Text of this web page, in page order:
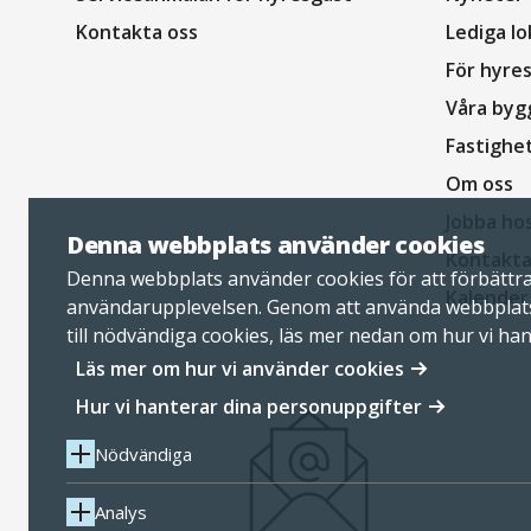
Denna webbplats använder cookies
Denna webbplats använder cookies för att förbättra
användarupplevelsen. Genom att använda
till nödvändiga cookies, läs mer nedan om hur vi
personuppgifter.
Läs mer om hur vi använder cookies
Hur vi hanterar dina personuppgifter
Nödvändiga
Analys
sidfot
Kontakta oss
Lediga
För
Våra
Om oss
Kontakta
Kalender